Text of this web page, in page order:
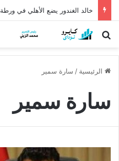
خالد الغندور يضع الأهلي في ورطة
بحث عن
الرئيسية / سارة سمير
سارة سمير